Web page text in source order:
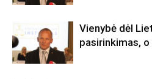
Vienybė dėl
pasirinkimas,